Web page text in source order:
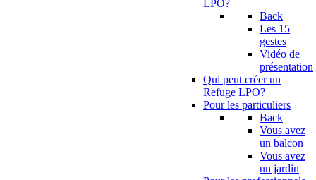
LPO?
Back
Les 15
gestes
Vidéo de
présentation
Qui peut créer un
Refuge LPO?
Pour les particuliers
Back
Vous avez
un balcon
Vous avez
un jardin